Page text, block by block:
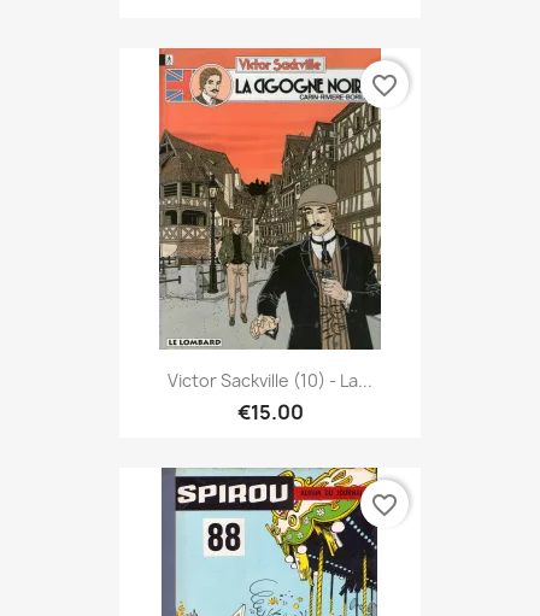
Victor Sackville (10) - La...
€15.00
favorite_border
favorite_border